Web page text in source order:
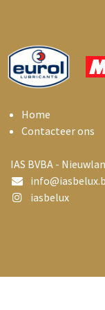
Home
Contacteer ons
IAS BVBA -
info@i
iasbelux